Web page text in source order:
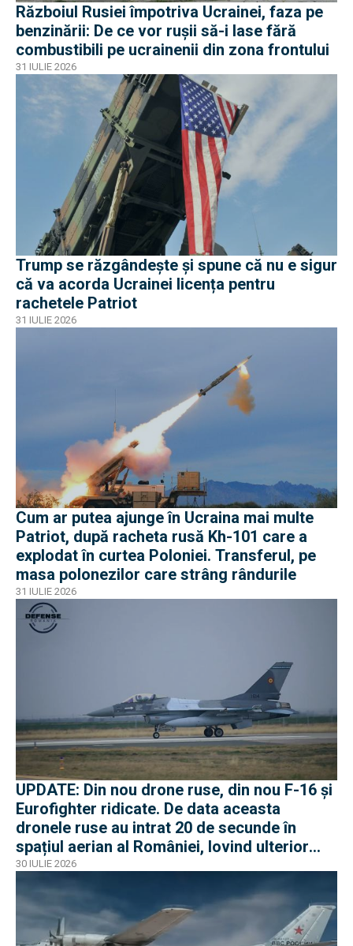
Războiul Rusiei împotriva Ucrainei, faza pe
benzinării: De ce vor rușii să-i lase fără
combustibili pe ucrainenii din zona frontului
31 IULIE 2026
Trump se răzgândește și spune că nu e sigur
că va acorda Ucrainei licența pentru
rachetele Patriot
31 IULIE 2026
Cum ar putea ajunge în Ucraina mai multe
Patriot, după racheta rusă Kh-101 care a
explodat în curtea Poloniei. Transferul, pe
masa polonezilor care strâng rândurile
31 IULIE 2026
UPDATE: Din nou drone ruse, din nou F-16 și
Eurofighter ridicate. De data aceasta
dronele ruse au intrat 20 de secunde în
spațiul aerian al României, lovind ulterior
Ucraina
30 IULIE 2026